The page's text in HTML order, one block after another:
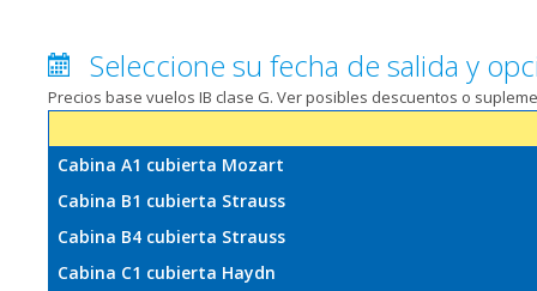
Seleccione su fecha de salida y
Precios base vuelos IB clase G. Ver posibles descuentos o
Cabina A1 cubierta Mozart
Cabina B1 cubierta Strauss
Cabina B4 cubierta Strauss
Cabina C1 cubierta Haydn